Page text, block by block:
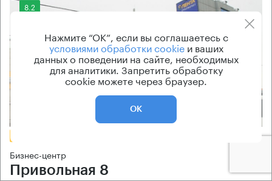
8.2
Бизнес-центр
Привольная 8
Нажмите “ОК”, если вы соглашаетесь с
условиями обработки cookieи ваших
данных о поведении на сайте, необходимых
для аналитики. Запретить обработку
cookie можете через браузер.
ОК